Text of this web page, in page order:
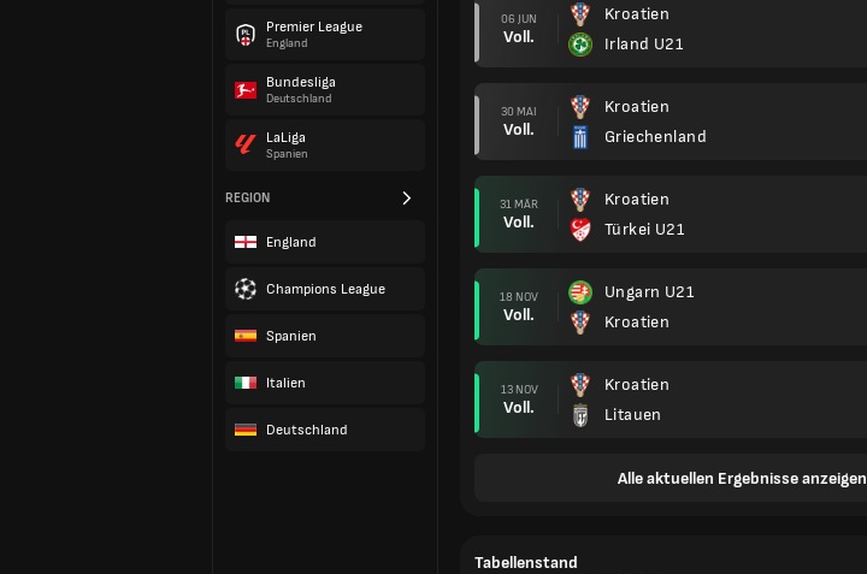
Premier League
England
Bundesliga
Deutschland
LaLiga
Spanien
REGION
England
Champions League
Spanien
Italien
Deutschland
06 JUN
Voll.
Kroatien
Irland U21
30 MAI
Voll.
Kroatien
Griechenland
31 MÄR
Voll.
Kroatien
Türkei U21
18 NOV
Voll.
Ungarn U21
Kroatien
13 NOV
Voll.
Kroatien
Litauen
Alle aktuellen Ergebnisse anzeigen
Tabellenstand